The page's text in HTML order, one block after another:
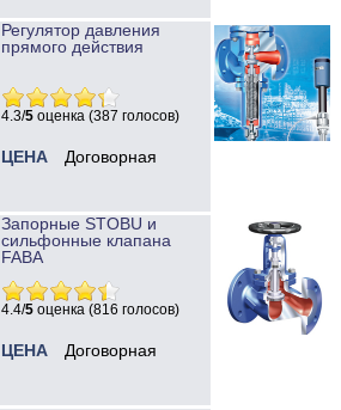
Регулятор давления
прямого действия
4.3/5 оценка (387 голосов)
ЦЕНА Договорная
Запорные STOBU и
сильфонные клапана
FABA
4.4/5 оценка (816 голосов)
ЦЕНА Договорная